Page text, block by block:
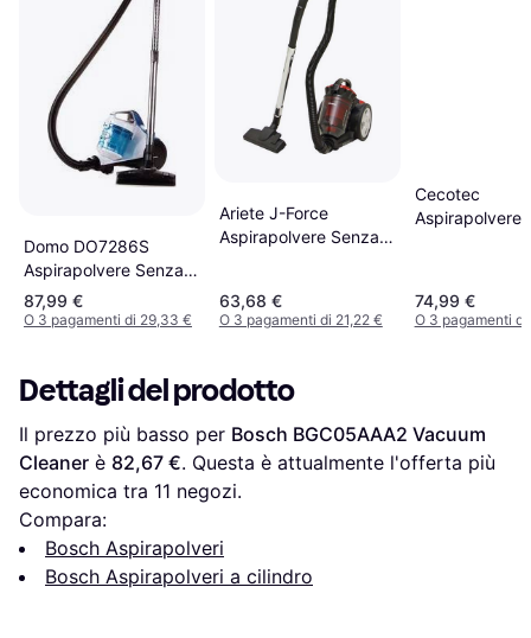
Domo DO7286S
Aspirapolvere Senza
Sacco 1.5l 700w
87,99 €
O 3 pagamenti di 29,33 €
Ariete J-Force
Aspirapolvere Senza
63,68 €
O 3 pagamenti di 21,22 €
Cecotec
Aspirapolvere
74,99 €
O 3 pagamenti
Dettagli del prodotto
Il prezzo più basso per Bosch BGC05AAA2 Vacuum
Cleaner è 82,67 €. Questa è attualmente l'offerta più
economica tra 11 negozi.
Compara:
Bosch Aspirapolveri
Bosch Aspirapolveri a cilindro